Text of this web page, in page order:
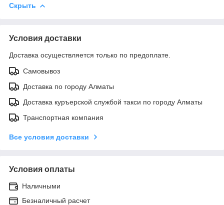
Скрыть
Условия доставки
Доставка осуществляется только по предоплате.
Самовывоз
Доставка по городу Алматы
Доставка куръерской службой такси по городу Алматы
Транспортная компания
Все условия доставки
Условия оплаты
Наличными
Безналичный расчет